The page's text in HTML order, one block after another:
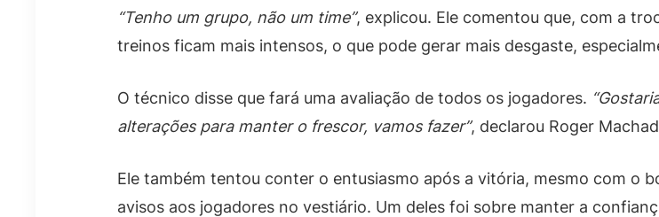
“Tenho um grupo, não um time”, explicou. Ele comentou que, com a
treinos ficam mais intensos, o que pode gerar mais desgaste,
O técnico disse que fará uma avaliação de todos os jogadores.
alterações para manter o frescor, vamos fazer”, declarou Roger
Ele também tentou conter o entusiasmo após a vitória, mesmo com o
avisos aos jogadores no vestiário. Um deles foi sobre manter a